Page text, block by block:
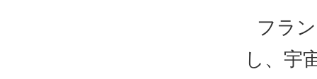
フラ
し、宇